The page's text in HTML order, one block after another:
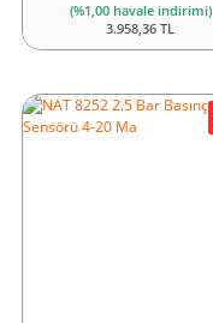
(%1,00 havale indirimi)
3.958,36 TL